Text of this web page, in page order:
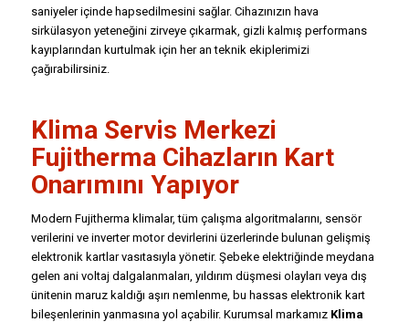
saniyeler içinde hapsedilmesini sağlar. Cihazınızın hava
sirkülasyon yeteneğini zirveye çıkarmak, gizli kalmış performans
kayıplarından kurtulmak için her an teknik ekiplerimizi
çağırabilirsiniz.
Klima Servis Merkezi
Fujitherma Cihazların Kart
Onarımını Yapıyor
Modern Fujitherma klimalar, tüm çalışma algoritmalarını, sensör
verilerini ve inverter motor devirlerini üzerlerinde bulunan gelişmiş
elektronik kartlar vasıtasıyla yönetir. Şebeke elektriğinde meydana
gelen ani voltaj dalgalanmaları, yıldırım düşmesi olayları veya dış
ünitenin maruz kaldığı aşırı nemlenme, bu hassas elektronik kart
bileşenlerinin yanmasına yol açabilir. Kurumsal markamız Klima